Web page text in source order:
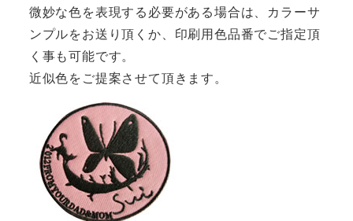
微妙な色を表現する必要がある場合は、カラーサ
ンプルをお送り頂くか、印刷用色品番でご指定頂
く事も可能です。
近似色をご提案させて頂きます。